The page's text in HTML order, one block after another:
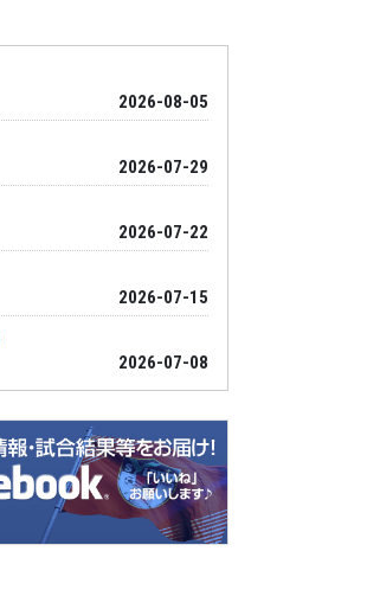
2026-08-05
2026-07-29
2026-07-22
2026-07-15
2026-07-08